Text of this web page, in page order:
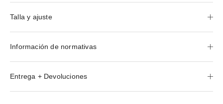
Talla y ajuste
Información de normativas
Entrega + Devoluciones